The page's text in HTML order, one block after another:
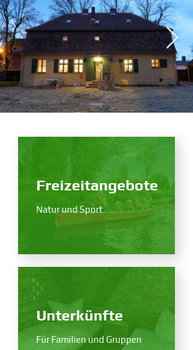
Freizeitangebote
Natur und Sport
Unterkünfte
Für Familien und Gruppen